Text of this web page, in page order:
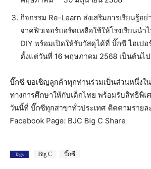
กิจกรรม Re-Learn ส่งเสริมการเรียนรู้อ
จาคฟิวเจอร์บอร์ดเหลือใช้ให้โรงเรียนนำ
DIY พร้อมเปิดให้รับวัสดุได้ที่ บิ๊กซี ไฮเปอ
ตั้งแต่วันที่ 16 พฤษภาคม 2568 เป็นต้นไป
บิ๊กซี ขอเชิญลูกค้าทุกท่านร่วมเป็นส่วนหนึ่งใน
ทางการศึกษาให้กับเด็กไทย พร้อมรับสิทธิพิ
วันนี้ที่ บิ๊กซีทุกสาขาทั่วประเทศ ติดตามรายล
Facebook Page: BJC Big C Share
Tags Big C บิ๊กซี